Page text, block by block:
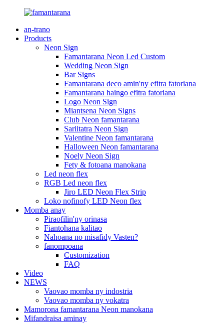
an-trano
Products
Neon Sign
Famantarana Neon Led Custom
Wedding Neon Sign
Bar Signs
Famantarana deco amin'ny efitra fatoriana
Famantarana haingo efitra fatoriana
Logo Neon Sign
Miantsena Neon Signs
Club Neon famantarana
Sariitatra Neon Sign
Valentine Neon famantarana
Halloween Neon famantarana
Noely Neon Sign
Fety & fotoana manokana
Led neon flex
RGB Led neon flex
Jiro LED Neon Flex Strip
Loko nofinofy LED Neon flex
Momba anay
Piraofilin'ny orinasa
Fiantohana kalitao
Nahoana no misafidy Vasten?
fanompoana
Customization
FAQ
Video
NEWS
Vaovao momba ny indostria
Vaovao momba ny vokatra
Mamorona famantarana Neon manokana
Mifandraisa aminay